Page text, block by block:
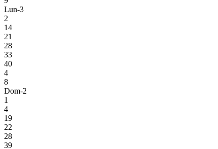
Lun-3
2
14
21
28
33
40
4
8
Dom-2
1
4
19
22
28
39